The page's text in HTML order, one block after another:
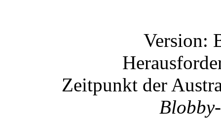
Version:
Zeitpunkt der